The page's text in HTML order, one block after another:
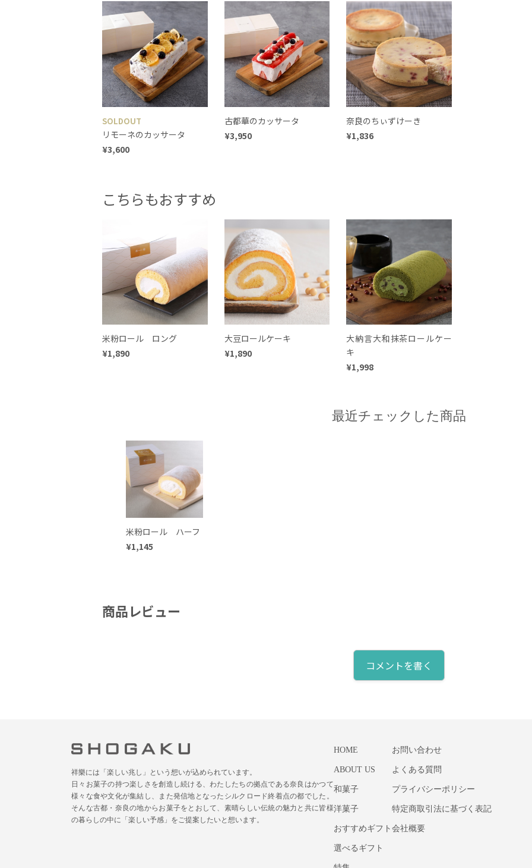
SOLDOUT
リモーネのカッサータ
¥3,600
古都華のカッサータ
¥3,950
奈良のちぃずけーき
¥1,836
こちらもおすすめ
米粉ロール ロング
¥1,890
大豆ロールケーキ
¥1,890
大納言大和抹茶ロールケー
キ
¥1,998
最近チェックした商品
米粉ロール ハーフ
¥1,145
商品レビュー
コメントを書く
祥樂には「楽しい兆し」という想いが込められています。
日々お菓子の持つ楽しさを創造し続ける、わたしたちの拠点である奈良はかつて
様々な食や文化が集結し、また発信地となったシルクロード終着点の都でした。
そんな古都・奈良の地からお菓子をとおして、素晴らしい伝統の魅力と共に皆様
の暮らしの中に「楽しい予感」をご提案したいと想います。
HOME
ABOUT US
和菓子
洋菓子
おすすめギフト
選べるギフト
お問い合わせ
よくある質問
プライバシーポリシー
特定商取引法に基づく表記
会社概要